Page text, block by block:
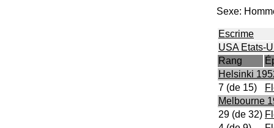
Sexe:
Escrime
USA Etats-
Rang
Helsinki
7 (de 15)
Melbourne
29 (de 32)